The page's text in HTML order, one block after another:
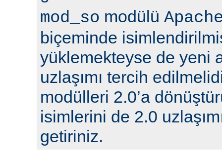
mod_so modülü
biçeminde
yüklemekteyse de yeni
uzlaşımı tercih
modülleri 2.0’a
isimlerini de 2.0
getiriniz.